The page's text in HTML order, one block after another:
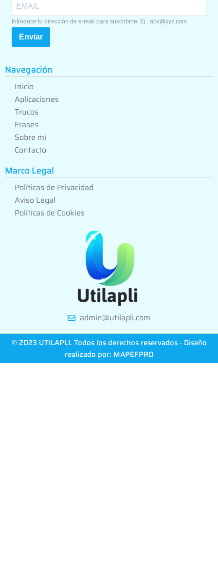
admin@utilapli.com
Navegación
Inicio
Aplicaciones
Trucos
Frases
Sobre mi
Contacto
Marco Legal
Políticas de Privacidad
Aviso Legal
Políticas de Cookies
Introduce tu dirección de e-mail para suscribirte. Ej.: abc@xyz.com
Enviar
© 2023 UTILAPLI. Todos los derechos reservados - Diseño
realizado por: MAPEFPRO